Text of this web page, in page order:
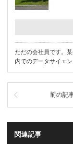
ただの会社員です。
内でのデータサイエ
前の記
関連記事